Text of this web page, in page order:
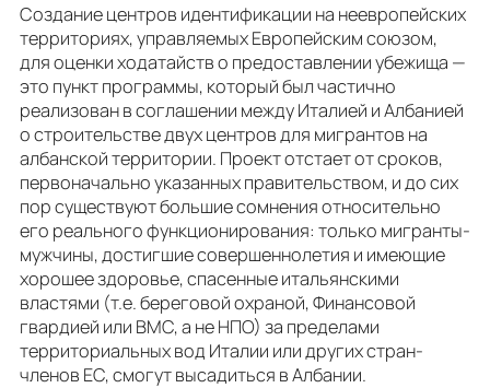
Создание центров идентификации на неевропейских
территориях, управляемых Европейским союзом,
для оценки ходатайств о предоставлении убежища —
это пункт программы, который был частично
реализован в соглашении между Италией и Албанией
о строительстве двух центров для мигрантов на
албанской территории. Проект отстает от сроков,
первоначально указанных правительством, и до сих
пор существуют большие сомнения относительно
его реального функционирования: только мигранты-
мужчины, достигшие совершеннолетия и имеющие
хорошее здоровье, спасенные итальянскими
властями (т.е. береговой охраной, Финансовой
гвардией или ВМС, а не НПО) за пределами
территориальных вод Италии или других стран-
членов ЕС, смогут высадиться в Албании.